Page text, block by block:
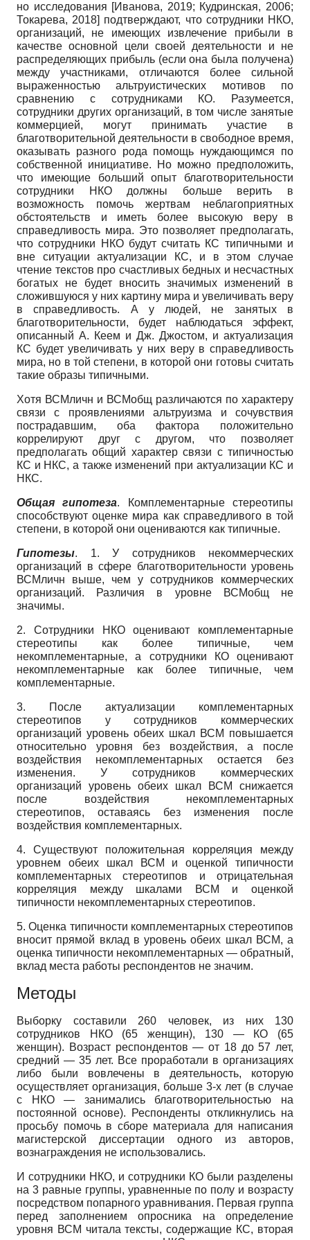
но исследования [Иванова, 2019; Кудринская, 2006;
Токарева, 2018] подтверждают, что сотрудники НКО,
организаций, не имеющих извлечение прибыли в
качестве основной цели своей деятельности и не
распределяющих прибыль (если она была получена)
между участниками, отличаются более сильной
выраженностью альтруистических мотивов по
сравнению с сотрудниками КО. Разумеется,
сотрудники других организаций, в том числе занятые
коммерцией, могут принимать участие в
благотворительной деятельности в свободное время,
оказывать разного рода помощь нуждающимся по
собственной инициативе. Но можно предположить,
что имеющие больший опыт благотворительности
сотрудники НКО должны больше верить в
возможность помочь жертвам неблагоприятных
обстоятельств и иметь более высокую веру в
справедливость мира. Это позволяет предполагать,
что сотрудники НКО будут считать КС типичными и
вне ситуации актуализации КС, и в этом случае
чтение текстов про счастливых бедных и несчастных
богатых не будет вносить значимых изменений в
сложившуюся у них картину мира и увеличивать веру
в справедливость. А у людей, не занятых в
благотворительности, будет наблюдаться эффект,
описанный А. Кеем и Дж. Джостом, и актуализация
КС будет увеличивать у них веру в справедливость
мира, но в той степени, в которой они готовы считать
такие образы типичными.
Хотя ВСМличн и ВСМобщ различаются по характеру
связи с проявлениями альтруизма и сочувствия
пострадавшим, оба фактора положительно
коррелируют друг с другом, что позволяет
предполагать общий характер связи с типичностью
КС и НКС, а также изменений при актуализации КС и
НКС.
Общая гипотеза.
Комплементарные стереотипы
способствуют оценке мира как справедливого в той
степени, в которой они оцениваются как типичные.
Гипотезы. 1. У сотрудников некоммерческих
организаций в сфере благотворительности уровень
ВСМличн выше, чем у сотрудников коммерческих
организаций. Различия в уровне ВСМобщ не
значимы.
2. Сотрудники НКО оценивают комплементарные
стереотипы как более типичные, чем
некомплементарные, а сотрудники КО оценивают
некомплементарные как более типичные, чем
комплементарные.
3. После актуализации комплементарных
стереотипов у сотрудников коммерческих
организаций уровень обеих шкал ВСМ повышается
относительно уровня без воздействия, а после
воздействия некомплементарных остается без
изменения. У сотрудников коммерческих
организаций уровень обеих шкал ВСМ снижается
после воздействия некомплементарных
стереотипов, оставаясь без изменения после
воздействия комплементарных.
4. Существуют положительная корреляция между
уровнем обеих шкал ВСМ и оценкой типичности
комплементарных стереотипов и отрицательная
корреляция между шкалами ВСМ и оценкой
типичности некомплементарных стереотипов.
5. Оценка типичности комплементарных стереотипов
вносит прямой вклад в уровень обеих шкал ВСМ, а
оценка типичности некомплементарных — обратный,
вклад места работы респондентов не значим.
Методы
Выборку составили 260 человек, из них 130
сотрудников НКО (65 женщин), 130 — КО (65
женщин). Возраст респондентов — от 18 до 57 лет,
средний — 35 лет. Все проработали в организациях
либо были вовлечены в деятельность, которую
осуществляет организация, больше 3-х лет (в случае
с НКО — занимались благотворительностью на
постоянной основе). Респонденты откликнулись на
просьбу помочь в сборе материала для написания
магистерской диссертации одного из авторов,
вознаграждения не использовались.
И сотрудники НКО, и сотрудники КО были разделены
на 3 равные группы, уравненные по полу и возрасту
посредством попарного уравнивания. Первая группа
перед заполнением опросника на определение
уровня ВСМ читала тексты, содержащие КС, вторая